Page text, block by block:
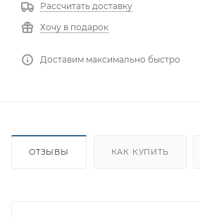
Рассчитать доставку
Хочу в подарок
Доставим максимально быстро
ОТЗЫВЫ КАК КУПИТЬ